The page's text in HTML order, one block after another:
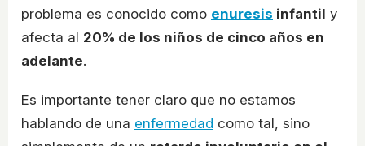
problema es conocido como enuresis infantil y
afecta al 20% de los niños de cinco años en
adelante.
Es importante tener claro que no estamos
hablando de una enfermedad como tal, sino